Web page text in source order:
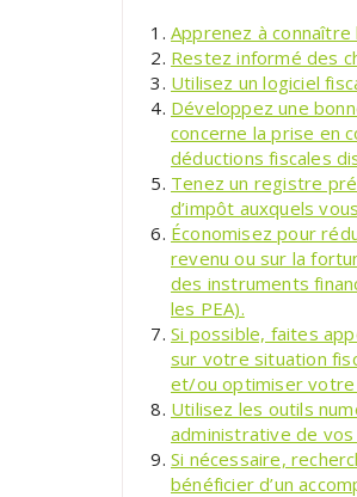
Apprenez à
Restez informé des
Utilisez un logiciel
Développez une
concerne la prise en
déductions fiscales
Tenez un registre
d’impôt auxquels
Économisez pour
revenu ou sur la
des instruments
les PEA).
Si possible, faites
sur votre situation
et/ou optimiser votre
Utilisez les outils
administrative de
Si nécessaire,
bénéficier d’un